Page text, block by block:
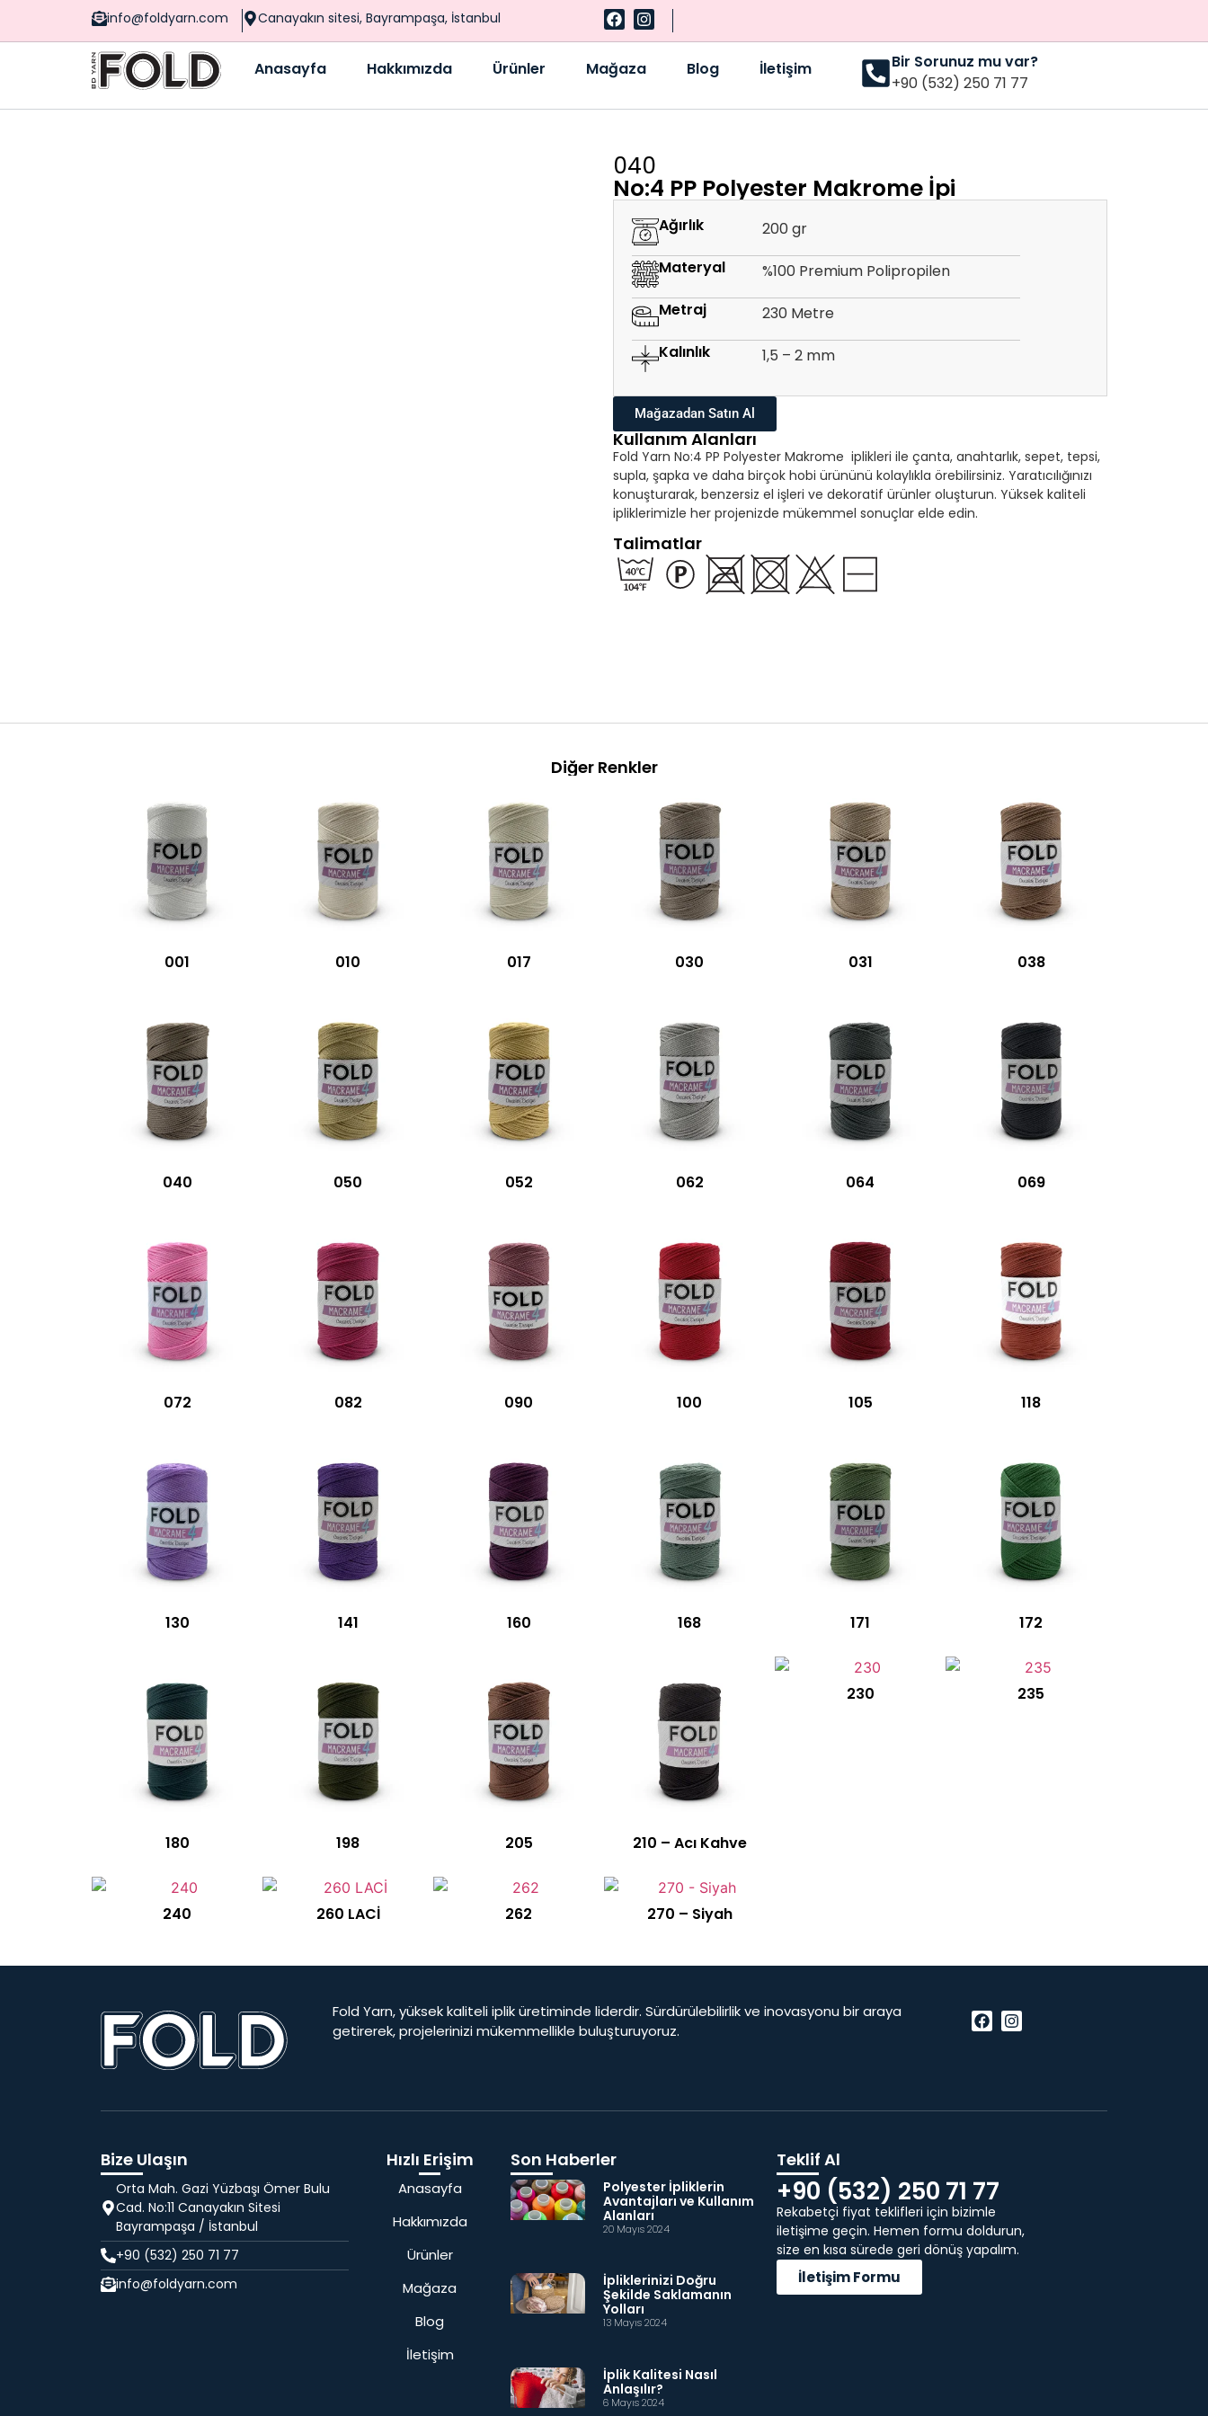
info@foldyarn.com Canayakın sitesi, Bayrampaşa, İstanbul
Anasayfa Hakkımızda Ürünler Mağaza Blog İletişim
Bir Sorunuz mu var?
+90 (532) 250 71 77
040
No:4 PP Polyester Makrome İpi
Ağırlık
200 gr
Materyal
%100 Premium Polipropilen
Metraj
230 Metre
Kalınlık
1,5 – 2 mm
Mağazadan Satın Al
Kullanım Alanları
Fold Yarn No:4 PP Polyester Makrome iplikleri ile çanta, anahtarlık, sepet, tepsi,
supla, şapka ve daha birçok hobi ürününü kolaylıkla örebilirsiniz. Yaratıcılığınızı
konuşturarak, benzersiz el işleri ve dekoratif ürünler oluşturun. Yüksek kaliteli
ipliklerimizle her projenizde mükemmel sonuçlar elde edin.
Talimatlar
Diğer Renkler
001 010 017 030 031 038
040 050 052 062 064 069
072 082 090 100 105 118
130 141 160 168 171 172
180 198 205 210 – Acı Kahve
230 235
240 260 LACİ 262 270 – Siyah
Fold Yarn, yüksek kaliteli iplik üretiminde liderdir. Sürdürülebilirlik ve inovasyonu bir araya
getirerek, projelerinizi mükemmellikle buluşturuyoruz.
Bize Ulaşın
Orta Mah. Gazi Yüzbaşı Ömer Bulu
Cad. No:11 Canayakın Sitesi
Bayrampaşa / İstanbul
+90 (532) 250 71 77
info@foldyarn.com
Hızlı Erişim
Anasayfa
Hakkımızda
Ürünler
Mağaza
Blog
İletişim
Son Haberler
Polyester İpliklerin
Avantajları ve Kullanım
Alanları
20 Mayıs 2024
İpliklerinizi Doğru
Şekilde Saklamanın
Yolları
13 Mayıs 2024
İplik Kalitesi Nasıl
Anlaşılır?
6 Mayıs 2024
Teklif Al
+90 (532) 250 71 77
Rekabetçi fiyat teklifleri için bizimle
iletişime geçin. Hemen formu doldurun,
size en kısa sürede geri dönüş yapalım.
İletişim Formu